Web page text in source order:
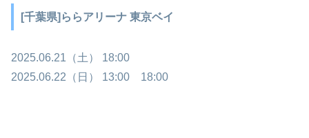
[千葉県]ららアリーナ 東京ベイ
2025.06.21（土） 18:00
2025.06.22（日） 13:00 18:00